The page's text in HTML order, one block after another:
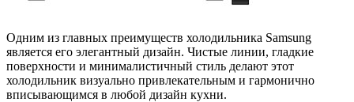
Одним из главных преимуществ холодильника Samsung
является его элегантный дизайн. Чистые линии, гладкие
поверхности и минималистичный стиль делают этот
холодильник визуально привлекательным и гармонично
вписывающимся в любой дизайн кухни.